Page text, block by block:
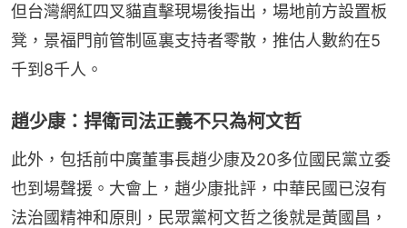
但台灣網紅四叉貓直擊現場後指出，場地前方設置板
凳，景福門前管制區裏支持者零散，推估人數約在5
千到8千人。
趙少康：捍衛司法正義不只為柯文哲
此外，包括前中廣董事長趙少康及20多位國民黨立委
也到場聲援。大會上，趙少康批評，中華民國已沒有
法治國精神和原則，民眾黨柯文哲之後就是黃國昌，